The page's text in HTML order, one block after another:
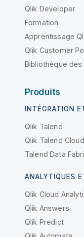
Qlik Developer
Formation
Apprentissage
Qlik Customer
Bibliothèque
Produits
INTÉGRATION
Qlik Talend
Qlik Talend Cloud
Talend Data
ANALYTIQUES
Qlik Cloud
Qlik Answers
Qlik Predict